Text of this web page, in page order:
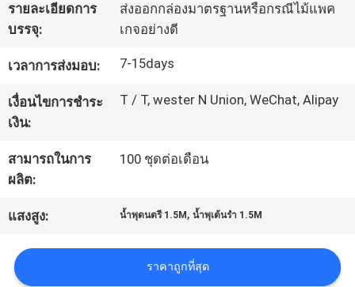
ควบคุม
คุณภาพ
ติดต่อ
เรา
ขอ
ใบ
รายละเอียดการ
บรรจุ:
ส่งออกกล่องมาตรฐานหรือกรณีไม้แพค
เกจอย่างดี
เวลาการส่งมอบ: 7-15days
เงื่อนไขการชำระ
เงิน:
T / T, wester N Union, WeChat, Alipay
สามารถในการ
ผลิต:
100 ชุดต่อเดือน
แสงสูง: น้ำพุดนตรี 1.5M ,น้ำพุเต้นรำ 1.5M
ราคาถูกที่สุด